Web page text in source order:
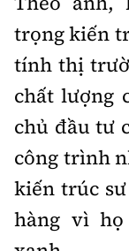
trọng kiến
tính thị
chất lượng
chủ đầu tư
công trình
kiến trúc
hàng vì